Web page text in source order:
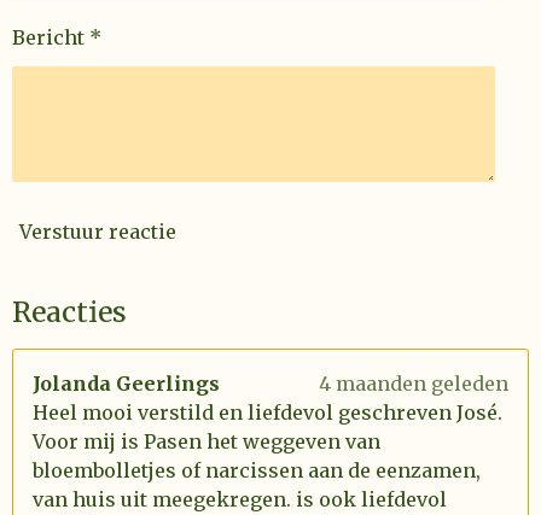
Bericht *
Verstuur reactie
Reacties
Jolanda Geerlings
4 maanden geleden
Heel mooi verstild en liefdevol geschreven José.
Voor mij is Pasen het weggeven van
bloembolletjes of narcissen aan de eenzamen,
van huis uit meegekregen. is ook liefdevol